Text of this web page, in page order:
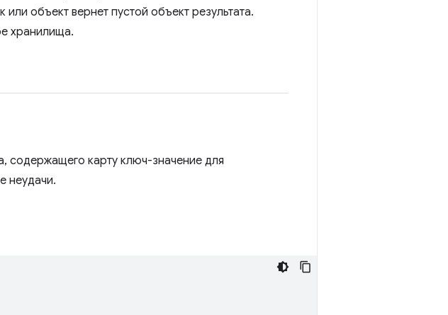
объект вернет пустой объект результата.
хранилища.
содержащего карту ключ-значение для
неудачи.